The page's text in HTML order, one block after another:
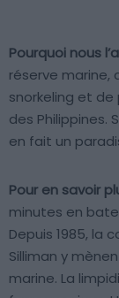
Pourquoi nous
réserve marine,
snorkeling et de
des Philippines.
en fait un
Pour en savoir
minutes en
Depuis 1985, la
Silliman y
marine. La